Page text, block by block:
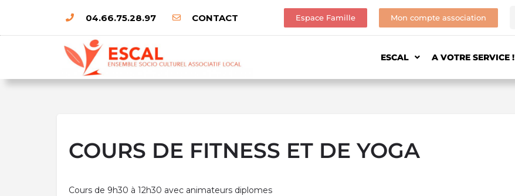
04.66.75.28.97 CONTACT Espace Famille Mon compte association
ESCAL A VOTRE SERVICE !
COURS DE FITNESS ET DE YOGA
Cours de 9h30 à 12h30 avec animateurs diplomes